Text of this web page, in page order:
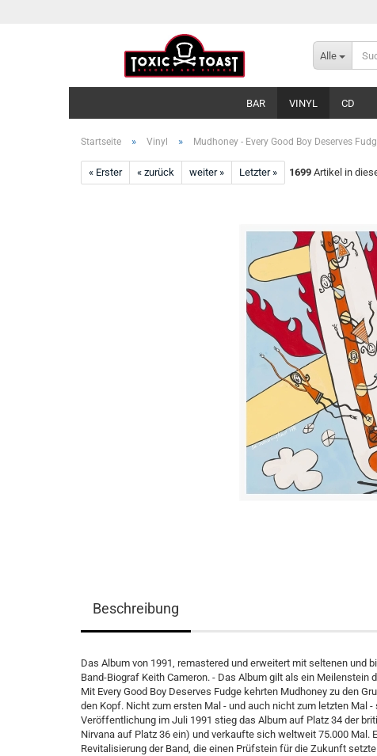
Alle
BAR VINYL CD
Startseite » Vinyl » Mudhoney - Every Good Boy Deserves
« Erster « zurück weiter » Letzter » 1699 Artikel in
Beschreibung
Das Album von 1991, remastered und erweitert mit seltenen
Band-Biograf Keith Cameron. - Das Album gilt als ein Meilenstein
Mit Every Good Boy Deserves Fudge kehrten Mudhoney zu den
den Kopf. Nicht zum ersten Mal - und auch nicht zum letzten Mal
Veröffentlichung im Juli 1991 stieg das Album auf Platz 34 der
Nirvana auf Platz 36 ein) und verkaufte sich weltweit 75.000
Revitalisierung der Band, die einen Prüfstein für die Zukunft